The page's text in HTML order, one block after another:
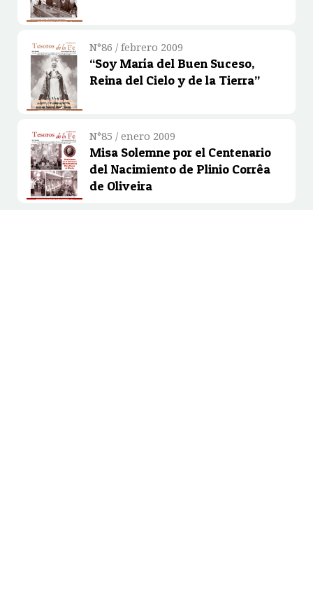
N°86 / febrero 2009
“Soy María del Buen Suceso,
Reina del Cielo y de la Tierra”
N°85 / enero 2009
Misa Solemne por el Centenario
del Nacimiento de Plinio Corrêa
de Oliveira